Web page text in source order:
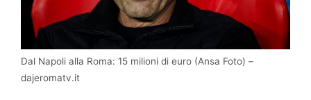
Dal Napoli alla Roma: 15 milioni di euro (Ansa Foto) –
dajeromatv.it